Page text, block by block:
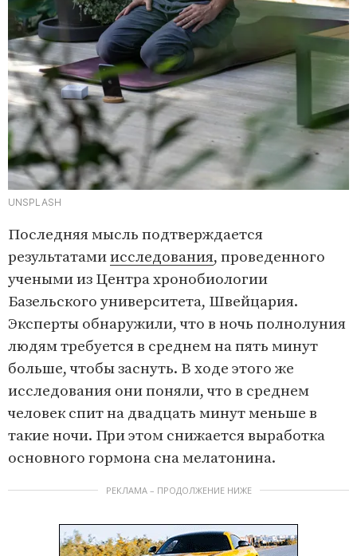
UNSPLASH
Последняя мысль подтверждается
результатамиисследования, проведенного
учеными из Центра хронобиологии
Базельского университета, Швейцария.
Эксперты обнаружили, что в ночь полнолуния
людям требуется в среднем на пять минут
больше, чтобы заснуть. В ходе этого же
исследования они поняли, что в среднем
человек спит на двадцать минут меньше в
такие ночи. При этом снижается выработка
основного гормона сна мелатонина.
РЕКЛАМА – ПРОДОЛЖЕНИЕ НИЖЕ